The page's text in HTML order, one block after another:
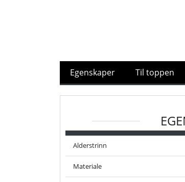
Egenskaper Til toppen
Alderstrinn
Materiale